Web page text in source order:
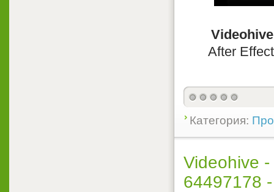
After
Категория:
Videohive
64497178